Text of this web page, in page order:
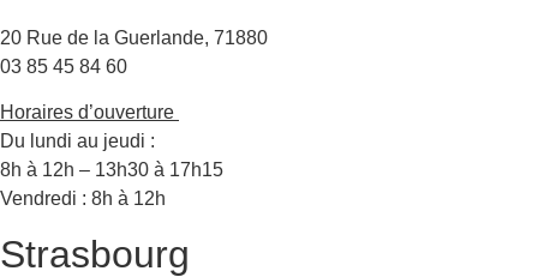
20 Rue de la Guerlande, 71880
03 85 45 84 60
Horaires d’ouverture
Du lundi au jeudi :
8h à 12h – 13h30 à 17h15
Vendredi : 8h à 12h
Strasbourg